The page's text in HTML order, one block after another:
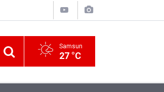
Samsun
27 °C